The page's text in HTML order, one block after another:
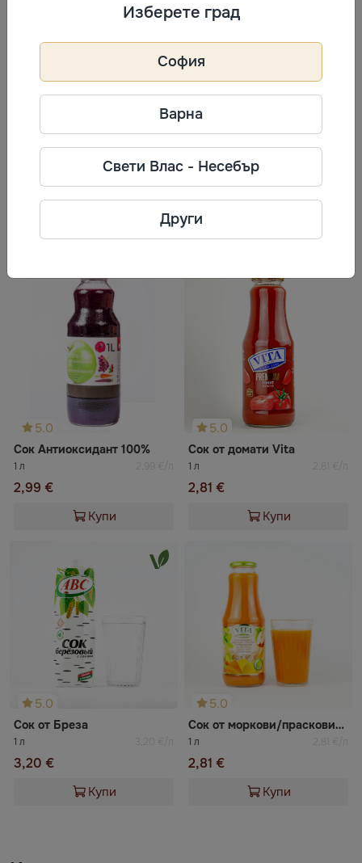
Информация за производител
Фирма: Gam´s s.r.o.
Адрес: Murgašova 738/27, 92701
Често разглеждани
5.0
Сок Антиоксидант 100%
1 л 2,99 €/л
2,99 €
Купи
5.0
Сок от домати Vita
1 л 2,81 €/л
2,81 €
Купи
5.0
Сок от Бреза
1 л 3,20 €/л
3,20 €
Купи
5.0
Сок от моркови/праскови/ябълки Vita
1 л 2,81 €/л
2,81 €
Купи
Изберете град
София
Варна
Свети Влас - Несебър
Други